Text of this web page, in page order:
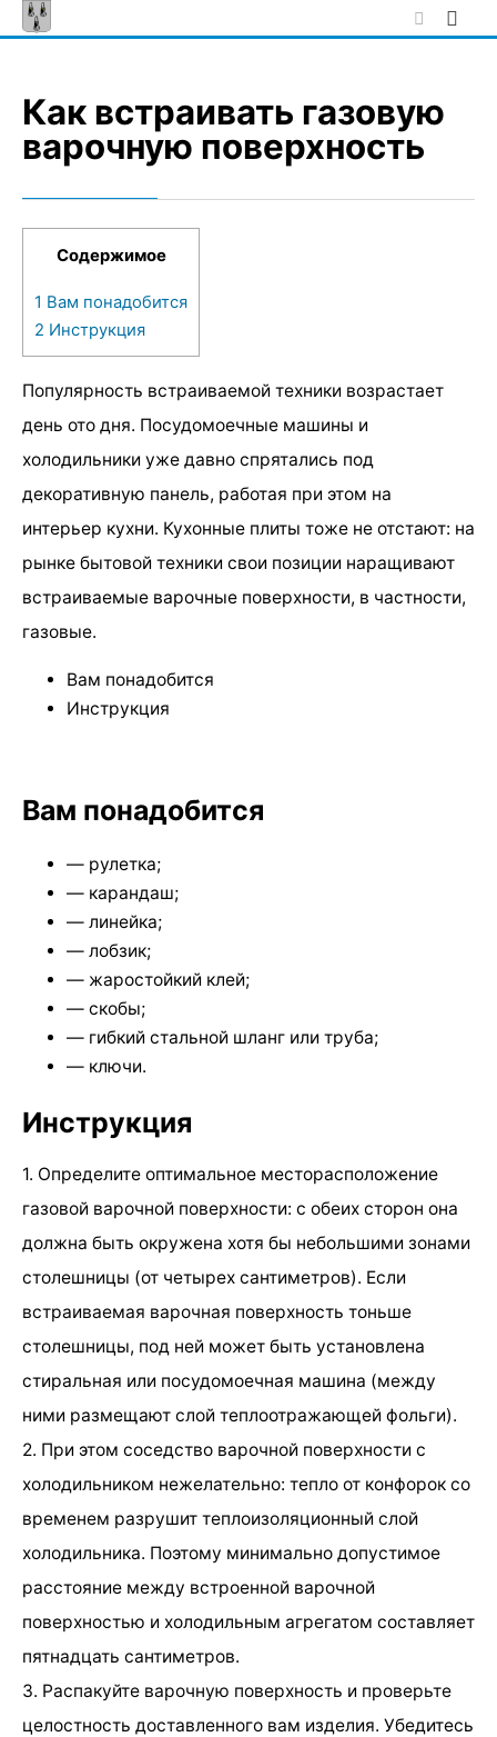
Skip
to
Как встраивать газовую
варочную поверхность
Содержимое
1 Вам понадобится
2 Инструкция
Популярность встраиваемой техники возрастает
день ото дня. Посудомоечные машины и
холодильники уже давно спрятались под
декоративную панель, работая при этом на
интерьер кухни. Кухонные плиты тоже не отстают: на
рынке бытовой техники свои позиции наращивают
встраиваемые варочные поверхности, в частности,
газовые.
Вам понадобится
Инструкция
Вам понадобится
— рулетка;
— карандаш;
— линейка;
— лобзик;
— жаростойкий клей;
— скобы;
— гибкий стальной шланг или труба;
— ключи.
Инструкция
1. Определите оптимальное месторасположение
газовой варочной поверхности: с обеих сторон она
должна быть окружена хотя бы небольшими зонами
столешницы (от четырех сантиметров). Если
встраиваемая варочная поверхность тоньше
столешницы, под ней может быть установлена
стиральная или посудомоечная машина (между
ними размещают слой теплоотражающей фольги).
2. При этом соседство варочной поверхности с
холодильником нежелательно: тепло от конфорок со
временем разрушит теплоизоляционный слой
холодильника. Поэтому минимально допустимое
расстояние между встроенной варочной
поверхностью и холодильным агрегатом составляет
пятнадцать сантиметров.
3. Распакуйте варочную поверхность и проверьте
целостность доставленного вам изделия. Убедитесь